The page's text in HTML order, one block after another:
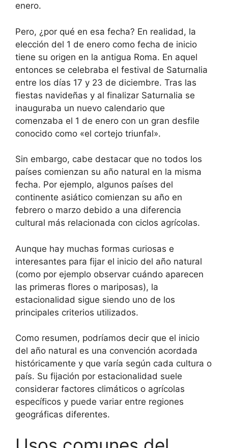
enero.
Pero, ¿por qué en esa fecha? En realidad, la
elección del 1 de enero como fecha de inicio
tiene su origen en la antigua Roma. En aquel
entonces se celebraba el festival de Saturnalia
entre los días 17 y 23 de diciembre. Tras las
fiestas navideñas y al finalizar Saturnalia se
inauguraba un nuevo calendario que
comenzaba el 1 de enero con un gran desfile
conocido como «el cortejo triunfal».
Sin embargo, cabe destacar que no todos los
países comienzan su año natural en la misma
fecha. Por ejemplo, algunos países del
continente asiático comienzan su año en
febrero o marzo debido a una diferencia
cultural más relacionada con ciclos agrícolas.
Aunque hay muchas formas curiosas e
interesantes para fijar el inicio del año natural
(como por ejemplo observar cuándo aparecen
las primeras flores o mariposas), la
estacionalidad sigue siendo uno de los
principales criterios utilizados.
Como resumen, podríamos decir que el inicio
del año natural es una convención acordada
históricamente y que varía según cada cultura o
país. Su fijación por estacionalidad suele
considerar factores climáticos o agrícolas
específicos y puede variar entre regiones
geográficas diferentes.